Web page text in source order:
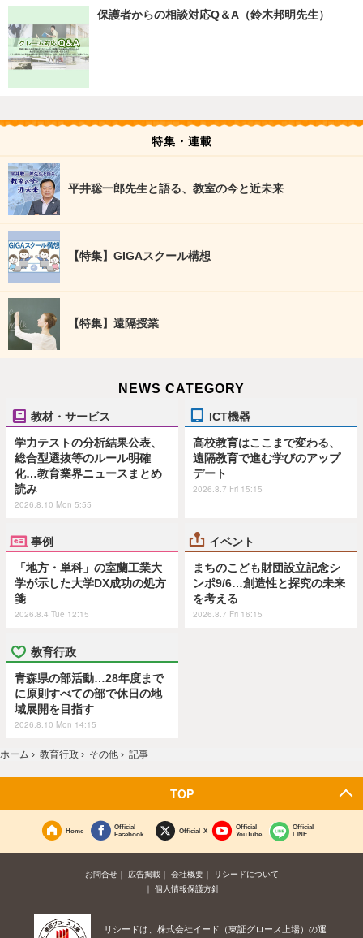
保護者からの相談対応Q＆A（鈴木邦明先生）
特集・連載
平井聡一郎先生と語る、教室の今と近未来
【特集】GIGAスクール構想
【特集】遠隔授業
NEWS CATEGORY
教材・サービス
学力テストの分析結果公表、
総合型選抜等のルール明確
化…教育業界ニュースまとめ
読み
2026.8.10 Mon 5:55
ICT機器
高校教育はここまで変わる、
遠隔教育で進む学びのアップ
デート
2026.8.7 Fri 15:15
事例
「地方・単科」の室蘭工業大
学が示した大学DX成功の処方
箋
2026.8.4 Tue 12:15
イベント
まちのこども財団設立記念シ
ンポ9/6…創造性と探究の未来
を考える
2026.8.7 Fri 16:15
教育行政
青森県の部活動…28年度まで
に原則すべての部で休日の地
域展開を目指す
2026.8.10 Mon 14:15
ホーム › 教育行政 › その他 › 記事
TOP
Home
Official
Facebook
Official X
Official
YouTube
Official
LINE
お問合せ 広告掲載 会社概要
リシードについて
個人情報保護方針
リシードは、株式会社イード（東証グロース上場）の運